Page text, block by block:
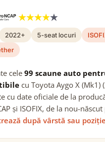
2022+ 5-seat locuri
cele 99 scaune auto
cu Toyota Aygo X
cu date oficiale de la
și ISOFIX, de la nou-
după vârstă sau